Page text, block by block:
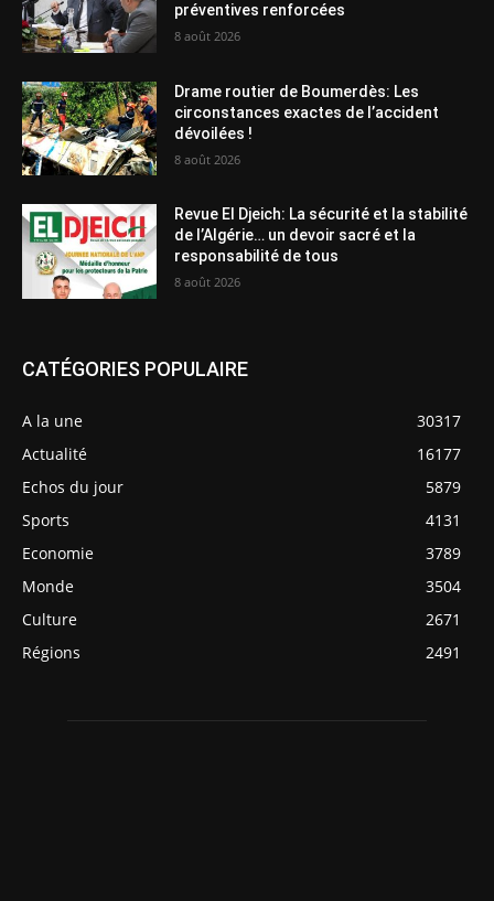
préventives renforcées
8 août 2026
Drame routier de Boumerdès: Les
circonstances exactes de l’accident
dévoilées !
8 août 2026
Revue El Djeich: La sécurité et la stabilité
de l’Algérie… un devoir sacré et la
responsabilité de tous
8 août 2026
CATÉGORIES POPULAIRE
A la une
30317
Actualité
16177
Echos du jour
5879
Sports
4131
Economie
3789
Monde
3504
Culture
2671
Régions
2491